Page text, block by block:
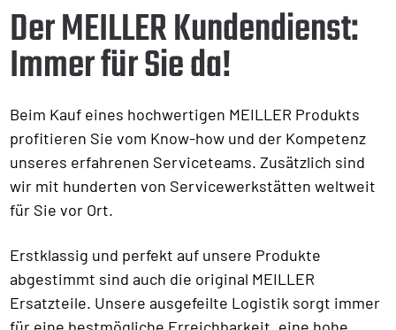
Der MEILLER Kundendienst:
Immer für Sie da!
Beim Kauf eines hochwertigen MEILLER Produkts
profitieren Sie vom Know-how und der Kompetenz
unseres erfahrenen Serviceteams. Zusätzlich sind
wir mit hunderten von Servicewerkstätten weltweit
für Sie vor Ort.
Erstklassig und perfekt auf unsere Produkte
abgestimmt sind auch die original MEILLER
Ersatzteile. Unsere ausgefeilte Logistik sorgt immer